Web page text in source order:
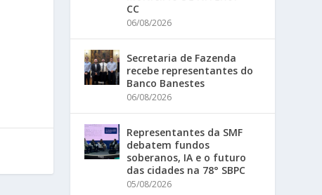
CC
06/08/2026
Secretaria de Fazenda
recebe representantes do
Banco Banestes
06/08/2026
Representantes da SMF
debatem fundos
soberanos, IA e o futuro
das cidades na 78° SBPC
05/08/2026